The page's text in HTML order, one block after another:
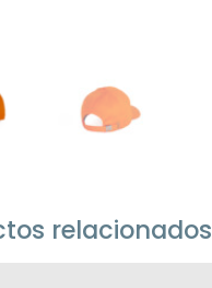
relacionados